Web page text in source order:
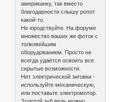
американку, так вместо
благодарности слышу ропот
какой-то.
Не юродствуйте. На форуме
множество ваших же фоток с
толковейшим
оборудованием. Просто не
всегда удаётся освоить все
скрытые возможности.
Нет электрической зиговки -
используйте механическую,
или поставьте электромотор.